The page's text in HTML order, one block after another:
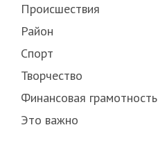
Происшествия
Район
Спорт
Творчество
Финансовая грамотность
Это важно